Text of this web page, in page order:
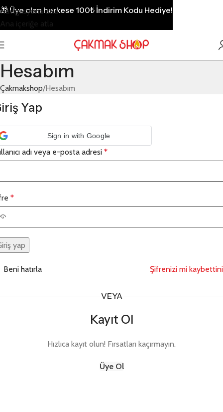
Navigasyona atla
Ana içeriğe atla
Hesabım
Çakmakshop Hesabım
Yap
Sign in with Google
adı veya e-posta adresi *
*
yap
Şifrenizi mi
Beni hatırla
VEYA
Kayıt Ol
Hızlıca kayıt olun! Fırsatları kaçırmayın.
Üye Ol
🎁Üye olan herkese 100₺ İndirim Kodu Hediye!